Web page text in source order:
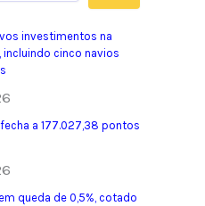
investimentos na
incluindo cinco navios
a 177.027,38 pontos
queda de 0,5%, cotado